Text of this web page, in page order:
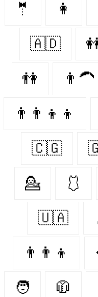
🤵‍ 👩‍
🇦🇩
👫 👨‍🦱
👨‍👨‍👦‍👦
🇨🇬
💁 🩱
🇺🇦
👨‍👨‍👦
🧑‍ 🧥